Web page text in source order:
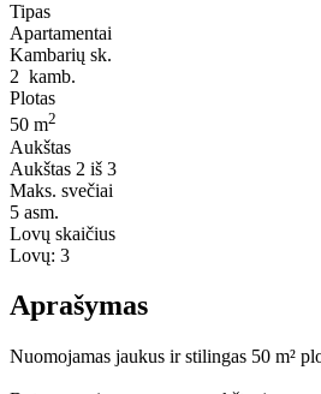
Tipas
Apartamentai
Kambarių sk.
2 kamb.
Plotas
50 m2
Aukštas
Aukštas 2 iš 3
Maks. svečiai
5 asm.
Lovų skaičius
Lovų: 3
Aprašymas
Nuomojamas jaukus ir stilingas 50 m²